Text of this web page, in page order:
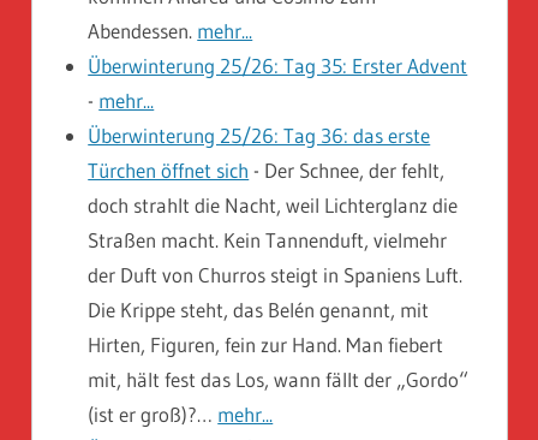
Abendessen. mehr...
Überwinterung 25/26: Tag 35: Erster Advent
- mehr...
Überwinterung 25/26: Tag 36: das erste
Türchen öffnet sich - Der Schnee, der fehlt,
doch strahlt die Nacht, weil Lichterglanz die
Straßen macht. Kein Tannenduft, vielmehr
der Duft von Churros steigt in Spaniens Luft.
Die Krippe steht, das Belén genannt, mit
Hirten, Figuren, fein zur Hand. Man fiebert
mit, hält fest das Los, wann fällt der „Gordo“
(ist er groß)?… mehr...